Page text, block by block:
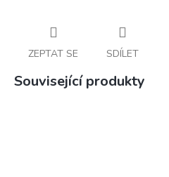
ZEPTAT SE SDÍLET
Související produkty